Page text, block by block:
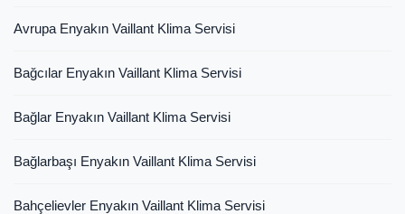
Avrupa Enyakın Vaillant Klima Servisi
Bağcılar Enyakın Vaillant Klima Servisi
Bağlar Enyakın Vaillant Klima Servisi
Bağlarbaşı Enyakın Vaillant Klima Servisi
Bahçelievler Enyakın Vaillant Klima Servisi